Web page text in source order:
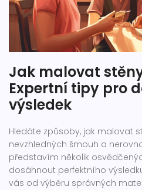
Jak malovat
Expertní tipy pro
výsledek
Hledáte způsoby, jak malovat
nevzhledných šmouh a
představím několik
dosáhnout perfektního
vás od výběru správných